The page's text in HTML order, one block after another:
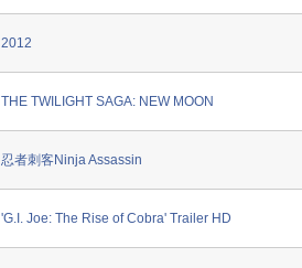
2012
THE TWILIGHT SAGA: NEW MOON
忍者刺客Ninja Assassin
'G.I. Joe: The Rise of Cobra' Trailer HD